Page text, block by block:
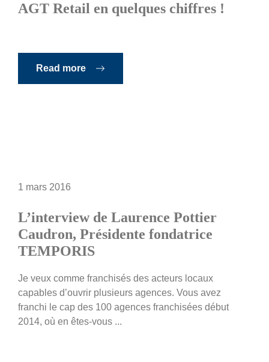
AGT Retail en quelques chiffres !
Read more
1 mars 2016
L’interview de Laurence Pottier
Caudron, Présidente fondatrice
TEMPORIS
Je veux comme franchisés des acteurs locaux
capables d’ouvrir plusieurs agences. Vous avez
franchi le cap des 100 agences franchisées début
2014, où en êtes-vous ...